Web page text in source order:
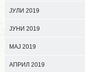
ЈУЛИ 2019
ЈУНИ 2019
МАЈ 2019
АПРИЛ 2019